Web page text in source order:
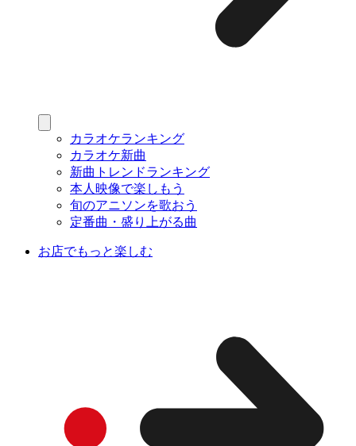
カラオケランキング
カラオケ新曲
新曲トレンドランキング
本人映像で楽しもう
旬のアニソンを歌おう
定番曲・盛り上がる曲
お店でもっと楽しむ